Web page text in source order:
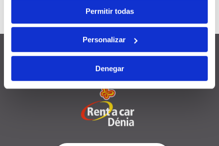
Permitir todas
Personalizar
Denegar
12 Monate ab
Anmeldedatum